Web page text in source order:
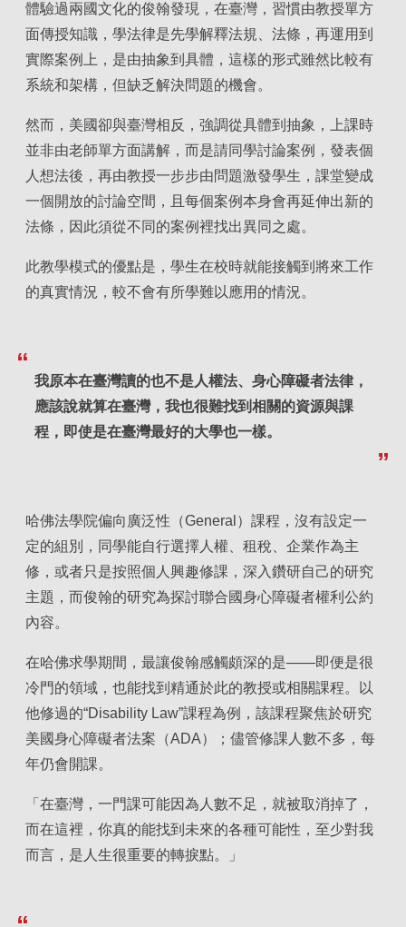
體驗過兩國文化的俊翰發現，在臺灣，習慣由教授單方
面傳授知識，學法律是先學解釋法規、法條，再運用到
實際案例上，是由抽象到具體，這樣的形式雖然比較有
系統和架構，但缺乏解決問題的機會。
然而，美國卻與臺灣相反，強調從具體到抽象，上課時
並非由老師單方面講解，而是請同學討論案例，發表個
人想法後，再由教授一步步由問題激發學生，課堂變成
一個開放的討論空間，且每個案例本身會再延伸出新的
法條，因此須從不同的案例裡找出異同之處。
此教學模式的優點是，學生在校時就能接觸到將來工作
的真實情況，較不會有所學難以應用的情況。
我原本在臺灣讀的也不是人權法、身心障礙者法律，
應該說就算在臺灣，我也很難找到相關的資源與課
程，即使是在臺灣最好的大學也一樣。
哈佛法學院偏向廣泛性（General）課程，沒有設定一
定的組別，同學能自行選擇人權、租稅、企業作為主
修，或者只是按照個人興趣修課，深入鑽研自己的研究
主題，而俊翰的研究為探討聯合國身心障礙者權利公約
內容。
在哈佛求學期間，最讓俊翰感觸頗深的是——即便是很
冷門的領域，也能找到精通於此的教授或相關課程。以
他修過的“Disability Law”課程為例，該課程聚焦於研究
美國身心障礙者法案（ADA）；儘管修課人數不多，每
年仍會開課。
「在臺灣，一門課可能因為人數不足，就被取消掉了，
而在這裡，你真的能找到未來的各種可能性，至少對我
而言，是人生很重要的轉捩點。」